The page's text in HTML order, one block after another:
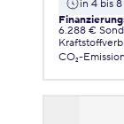
in 4 bis
6.288 €
CO₂-